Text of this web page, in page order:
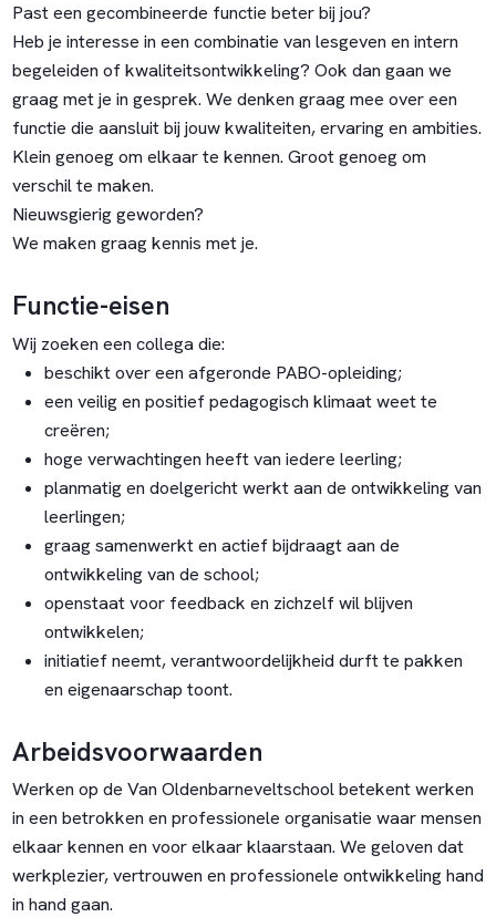
Past een gecombineerde functie beter bij jou?
Heb je interesse in een combinatie van lesgeven en intern
begeleiden of kwaliteitsontwikkeling? Ook dan gaan we
graag met je in gesprek. We denken graag mee over een
functie die aansluit bij jouw kwaliteiten, ervaring en ambities.
Klein genoeg om elkaar te kennen. Groot genoeg om
verschil te maken.
Nieuwsgierig geworden?
We maken graag kennis met je.
Functie-eisen
Wij zoeken een collega die:
beschikt over een afgeronde PABO-opleiding;
een veilig en positief pedagogisch klimaat weet te
creëren;
hoge verwachtingen heeft van iedere leerling;
planmatig en doelgericht werkt aan de ontwikkeling van
leerlingen;
graag samenwerkt en actief bijdraagt aan de
ontwikkeling van de school;
openstaat voor feedback en zichzelf wil blijven
ontwikkelen;
initiatief neemt, verantwoordelijkheid durft te pakken
en eigenaarschap toont.
Arbeidsvoorwaarden
Werken op de Van Oldenbarneveltschool betekent werken
in een betrokken en professionele organisatie waar mensen
elkaar kennen en voor elkaar klaarstaan. We geloven dat
werkplezier, vertrouwen en professionele ontwikkeling hand
in hand gaan.